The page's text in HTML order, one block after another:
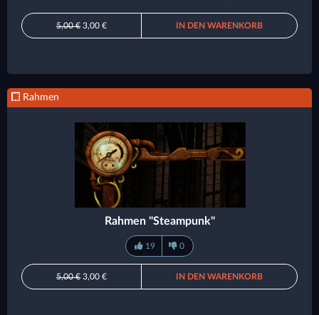
5,00 € 3,00 € IN DEN WARENKORB
Rahmen
Rahmen "Steampunk"
19 0
5,00 € 3,00 € IN DEN WARENKORB